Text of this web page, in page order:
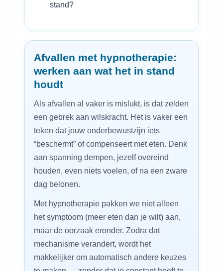
stand?
Afvallen met hypnotherapie:
werken aan wat het in stand
houdt
Als afvallen al vaker is mislukt, is dat zelden
een gebrek aan wilskracht. Het is vaker een
teken dat jouw onderbewustzijn iets
“beschermt” of compenseert met eten. Denk
aan spanning dempen, jezelf overeind
houden, even niets voelen, of na een zware
dag belonen.
Met hypnotherapie pakken we niet alleen
het symptoom (meer eten dan je wilt) aan,
maar de oorzaak eronder. Zodra dat
mechanisme verandert, wordt het
makkelijker om automatisch andere keuzes